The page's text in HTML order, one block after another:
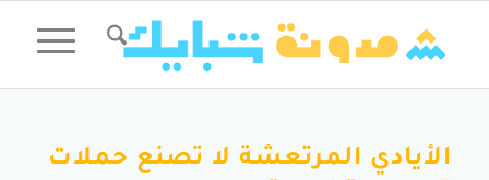
الأيادي المرتعشة لا تصنع حملات